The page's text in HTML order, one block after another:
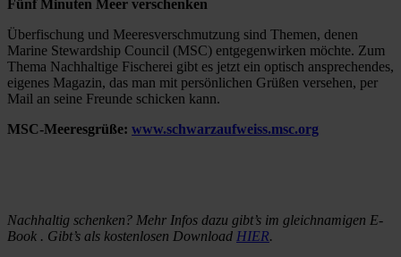
Fünf Minuten Meer verschenken
Überfischung und Meeresverschmutzung sind Themen, denen
Marine Stewardship Council (MSC) entgegenwirken möchte. Zum
Thema Nachhaltige Fischerei gibt es jetzt ein optisch ansprechendes,
eigenes Magazin, das man mit persönlichen Grüßen versehen, per
Mail an seine Freunde schicken kann.
MSC-Meeresgrüße: www.schwarzaufweiss.msc.org
Nachhaltig schenken? Mehr Infos dazu gibt’s im gleichnamigen E-
Book . Gibt’s als kostenlosen Download HIER.